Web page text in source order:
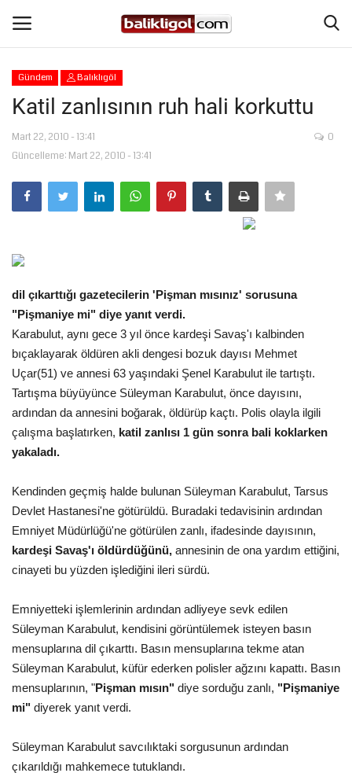
Giriş Yap
Anasayfa
Köşe Yazıları
Şanlıurfa
Eğitim
Spor
Gündem
Tekno Bilim
Ekonomi
Siyaset
Galeriler
Yaşam
Künye
Sağlık
İletişim
Kültür Sanat
Gündem Balıklıgöl
Katil zanlısının ruh hali korkuttu
Mart 22, 2010 - 13:41
Güncelleme: Mart 22, 2010 - 13:41
0
dil çıkarttığı gazetecilerin 'Pişman mısınız' sorusuna
"Pişmaniye mi" diye yanıt verdi.
Karabulut, aynı gece 3 yıl önce kardeşi Savaş'ı kalbinden
bıçaklayarak öldüren akli dengesi bozuk dayısı Mehmet
Uçar(51) ve annesi 63 yaşındaki Şenel Karabulut ile tartıştı.
Tartışma büyüyünce Süleyman Karabulut, önce dayısını,
ardından da annesini boğarak, öldürüp kaçtı. Polis olayla ilgili
çalışma başlatırken, katil zanlısı 1 gün sonra bali koklarken
yakaladı.
Kendinden geçmiş halde bulunan Süleyman Karabulut, Tarsus
Devlet Hastanesi'ne götürüldü. Buradaki tedavisinin ardından
Emniyet Müdürlüğü'ne götürülen zanlı, ifadesinde dayısının,
kardeşi Savaş'ı öldürdüğünü, annesinin de ona yardım ettiğini,
cinayeti bu yüzden işlediğini ileri sürdü.
Emniyetteki işlemlerinin ardından adliyeye sevk edilen
Süleyman Karabulut, kendisini görüntülemek isteyen basın
mensuplarına dil çıkarttı. Basın mensuplarına tekme atan
Süleyman Karabulut, küfür ederken polisler ağzını kapattı. Basın
mensuplarının, "Pişman mısın" diye sorduğu zanlı, "Pişmaniye
mi" diyerek yanıt verdi.
Süleyman Karabulut savcılıktaki sorgusunun ardından
çıkarıldığı mahkemece tutuklandı.